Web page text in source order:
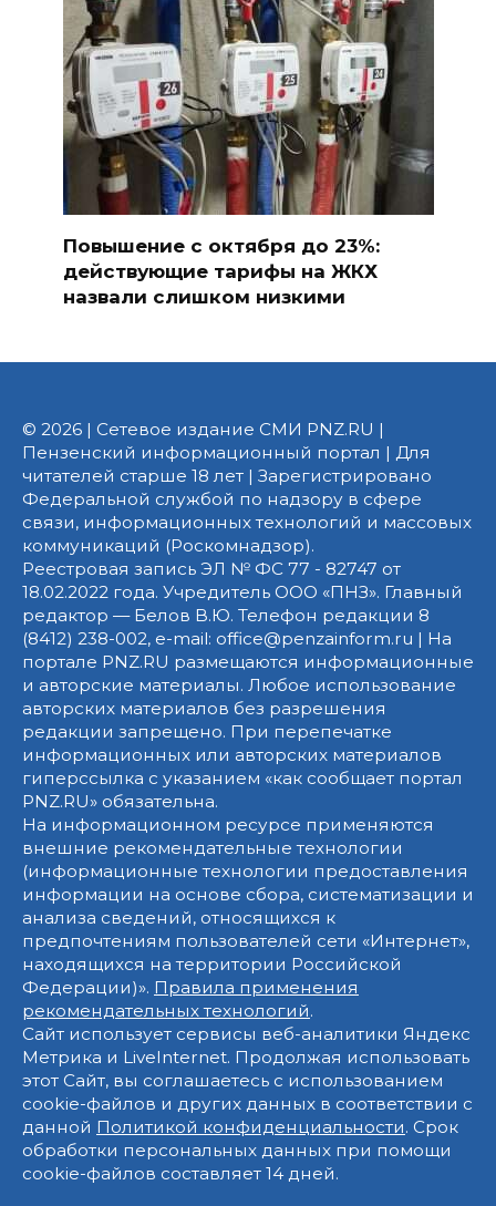
Повышение с октября до 23%:
действующие тарифы на ЖКХ
назвали слишком низкими
© 2026 | Сетевое издание СМИ PNZ.RU |
Пензенский информационный портал | Для
читателей старше 18 лет | Зарегистрировано
Федеральной службой по надзору в сфере
связи, информационных технологий и массовых
коммуникаций (Роскомнадзор).
Реестровая запись ЭЛ № ФС 77 - 82747 от
18.02.2022 года. Учредитель ООО «ПНЗ». Главный
редактор — Белов В.Ю. Телефон редакции 8
(8412) 238-002, e-mail: office@penzainform.ru | На
портале PNZ.RU размещаются информационные
и авторские материалы. Любое использование
авторских материалов без разрешения
редакции запрещено. При перепечатке
информационных или авторских материалов
гиперссылка с указанием «как сообщает портал
PNZ.RU» обязательна.
На информационном ресурсе применяются
внешние рекомендательные технологии
(информационные технологии предоставления
информации на основе сбора, систематизации и
анализа сведений, относящихся к
предпочтениям пользователей сети «Интернет»,
находящихся на территории Российской
Федерации)». Правила применения
рекомендательных технологий.
Сайт использует сервисы веб-аналитики Яндекс
Метрика и LiveInternet. Продолжая использовать
этот Сайт, вы соглашаетесь с использованием
cookie-файлов и других данных в соответствии с
данной Политикой конфиденциальности. Срок
обработки персональных данных при помощи
cookie-файлов составляет 14 дней.